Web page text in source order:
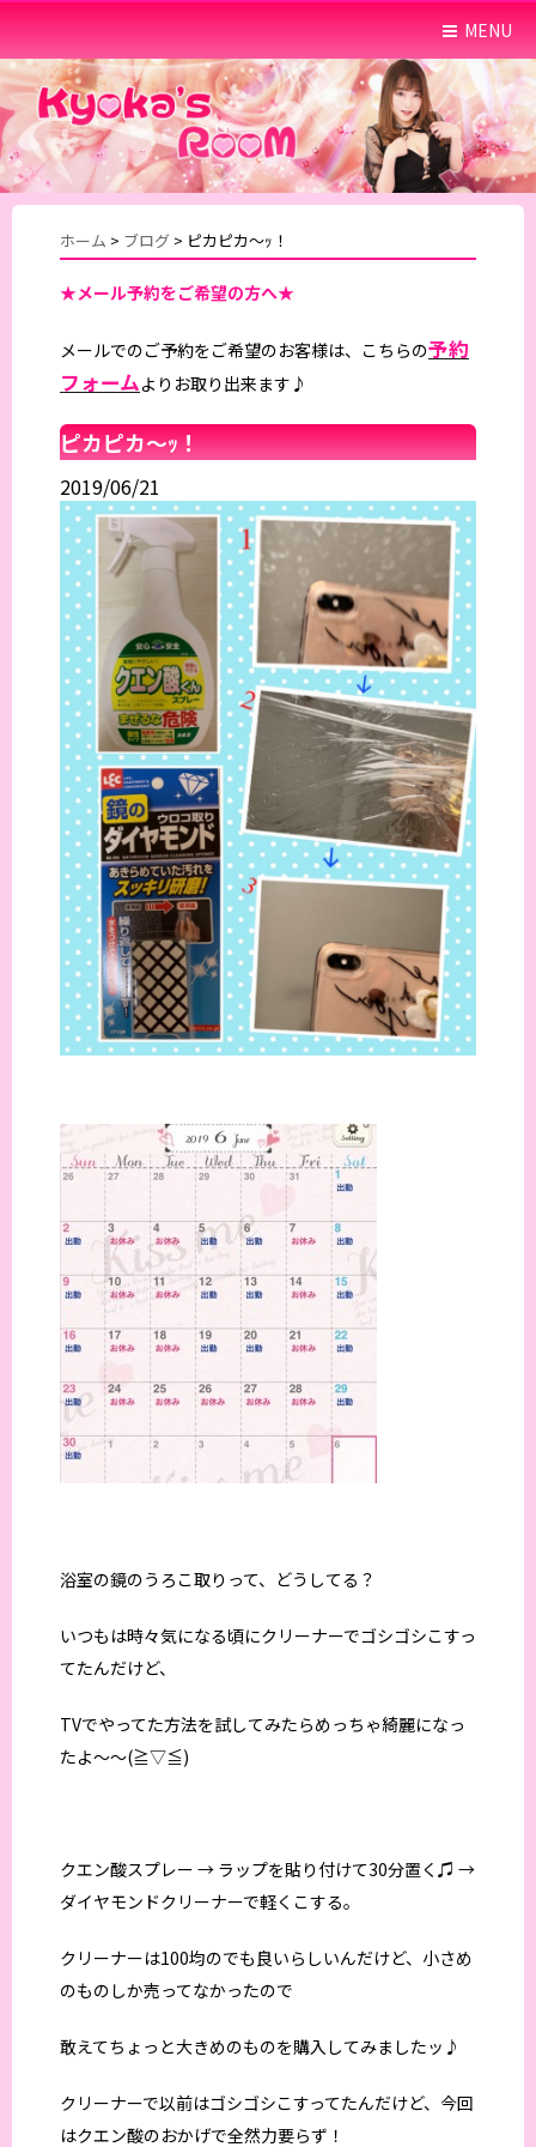
MENU
ホーム > ブログ > ピカピカ～ｯ！
★メール予約をご希望の方へ★
メールでのご予約をご希望のお客様は、こちらの予約
フォームよりお取り出来ます♪
ピカピカ～ｯ！
2019/06/21
浴室の鏡のうろこ取りって、どうしてる？
いつもは時々気になる頃にクリーナーでゴシゴシこすっ
てたんだけど、
TVでやってた方法を試してみたらめっちゃ綺麗になっ
たよ～～(≧▽≦)
クエン酸スプレー → ラップを貼り付けて30分置く♫ →
ダイヤモンドクリーナーで軽くこする。
クリーナーは100均のでも良いらしいんだけど、小さめ
のものしか売ってなかったので
敢えてちょっと大きめのものを購入してみましたッ♪
クリーナーで以前はゴシゴシこすってたんだけど、今回
はクエン酸のおかげで全然力要らず！